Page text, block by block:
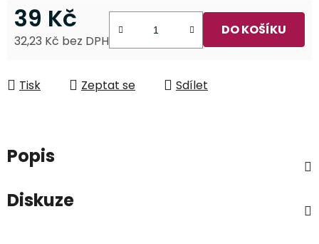
39 Kč
32,23 Kč bez DPH
DO KOŠÍKU
Tisk Zeptat se Sdílet
Popis
Diskuze